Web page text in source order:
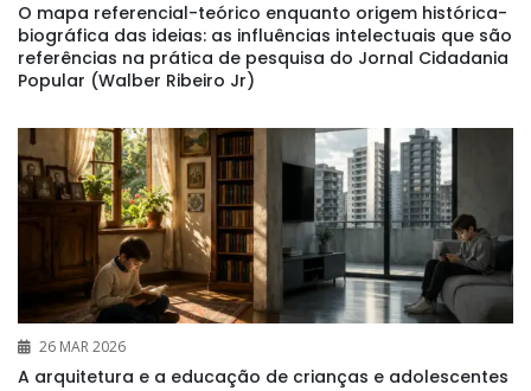
O mapa referencial-teórico enquanto origem histórica-
biográfica das ideias: as influências intelectuais que são
referências na prática de pesquisa do Jornal Cidadania
Popular (Walber Ribeiro Jr)
26 MAR 2026
A arquitetura e a educação de crianças e adolescentes